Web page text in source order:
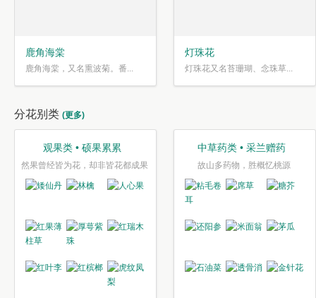
鹿角海棠
鹿角海棠，又名熏波菊。番...
灯珠花
灯珠花又名苔珊瑚、念珠草...
分花别类 (更多)
观果类 • 硕果累累
然果曾经皆为花，却非皆花都成果
中草药类 • 采兰赠药
故山多药物，胜概忆桃源